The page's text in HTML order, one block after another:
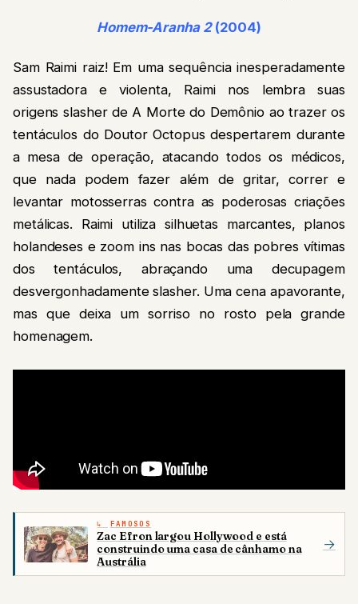
Homem-Aranha 2(2004)
Sam Raimi raiz! Em uma sequência inesperadamente
assustadora e violenta, Raimi nos lembra suas
origens slasher de A Morte do Demônio ao trazer os
tentáculos do Doutor Octopus despertarem durante
a mesa de operação, atacando todos os médicos,
que nada podem fazer além de gritar, correr e
levantar motosserras contra as poderosas criações
metálicas. Raimi utiliza silhuetas marcantes, planos
holandeses e zoom ins nas bocas das pobres vítimas
dos tentáculos, abraçando uma decupagem
desvergonhadamente slasher. Uma cena apavorante,
mas que deixa um sorriso no rosto pela grande
homenagem.
FAMOSOS
Zac Efron largou Hollywood e está
construindo uma casa de cânhamo na
Austrália
→